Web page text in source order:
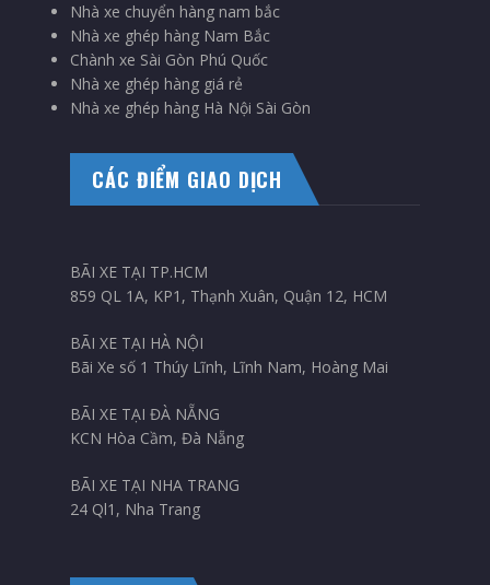
Nhà xe chuyển hàng nam bắc
Nhà xe ghép hàng Nam Bắc
Chành xe Sài Gòn Phú Quốc
Nhà xe ghép hàng giá rẻ
Nhà xe ghép hàng Hà Nội Sài Gòn
CÁC ĐIỂM GIAO DỊCH
BÃI XE TẠI TP.HCM
859 QL 1A, KP1, Thạnh Xuân, Quận 12, HCM
BÃI XE TẠI HÀ NỘI
Bãi Xe số 1 Thúy Lĩnh, Lĩnh Nam, Hoàng Mai
BÃI XE TẠI ĐÀ NẴNG
KCN Hòa Cầm, Đà Nẵng
BÃI XE TẠI NHA TRANG
24 Ql1, Nha Trang